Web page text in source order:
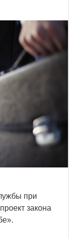
при
проект закона